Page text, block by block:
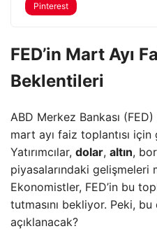
Pinterest
FED’in Mart Ayı
Beklentileri
ABD Merkez Bankası
mart ayı faiz toplantısı için
Yatırımcılar, dolar, altın,
piyasalarındaki gelişmeleri
Ekonomistler, FED’in bu
tutmasını bekliyor. Peki,
açıklanacak?